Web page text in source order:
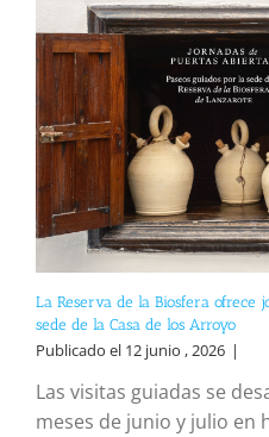
La Reserva de la Biosfera ofrece
sede de la Casa de los Arroyo
Publicado el 12 junio , 2026 |
Las visitas guiadas se
meses de junio y julio en